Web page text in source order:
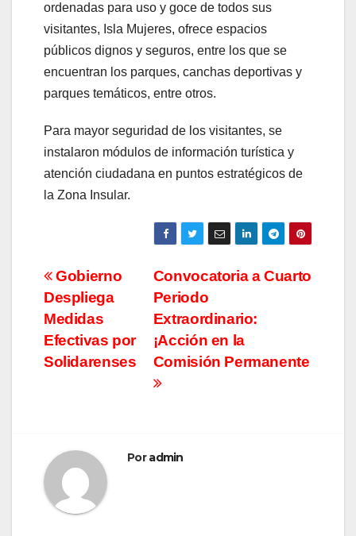
ordenadas para uso y goce de todos sus
visitantes, Isla Mujeres, ofrece espacios
públicos dignos y seguros, entre los que se
encuentran los parques, canchas deportivas y
parques temáticos, entre otros.
Para mayor seguridad de los visitantes, se
instalaron módulos de información turística y
atención ciudadana en puntos estratégicos de
la Zona Insular.
Navegación
de
entradas
Convocatoria a Cuarto
Periodo
Extraordinario:
¡Acción en la
Comisión Permanente
Gobierno
Despliega
Medidas
Efectivas por
Solidarenses
Poradmin